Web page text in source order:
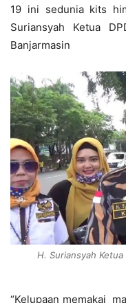
19 ini sedunia kits
Suriansyah Ketua
Banjarmasin
H. Suriansyah
“Kelupaan memakai